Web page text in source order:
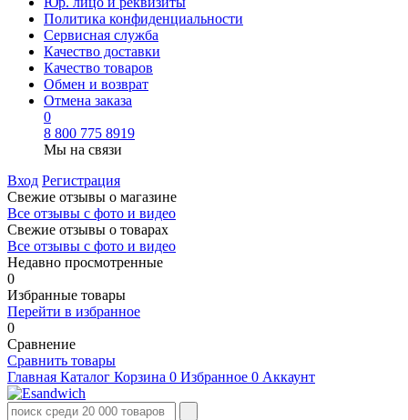
Политика конфиденциальности
Сервисная служба
Качество доставки
Качество товаров
Обмен и возврат
Отмена заказа
0
8 800 775 8919
Мы на связи
Вход Регистрация
Свежие отзывы о магазине
Все отзывы с фото и видео
Свежие отзывы о товарах
Все отзывы c фото и видео
Недавно просмотренные
0
Избранные товары
Перейти в избранное
0
Сравнение
Сравнить товары
Главная Каталог Корзина 0 Избранное 0 Аккаунт